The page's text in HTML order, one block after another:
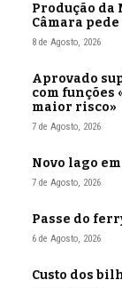
Produção da
Câmara
8 de Agosto, 2026
Aprovado
com
maior risco»
7 de Agosto, 2026
Novo lago
7 de Agosto, 2026
Passe do
6 de Agosto, 2026
Custo dos